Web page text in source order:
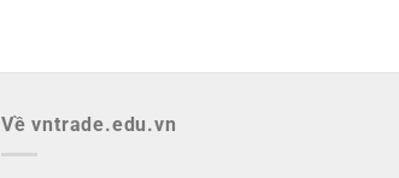
Về vntrade.edu.vn